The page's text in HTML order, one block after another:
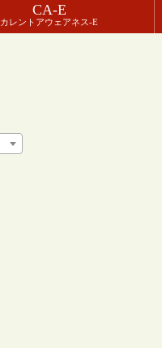
CA-E
カレントアウェアネス-E